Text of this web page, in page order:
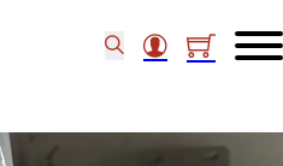
set of 5 (34)